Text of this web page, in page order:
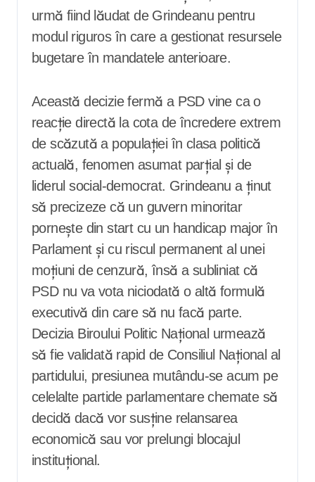
urmă fiind lăudat de Grindeanu pentru
modul riguros în care a gestionat resursele
bugetare în mandatele anterioare.
Această decizie fermă a PSD vine ca o
reacție directă la cota de încredere extrem
de scăzută a populației în clasa politică
actuală, fenomen asumat parțial și de
liderul social-democrat. Grindeanu a ținut
să precizeze că un guvern minoritar
pornește din start cu un handicap major în
Parlament și cu riscul permanent al unei
moțiuni de cenzură, însă a subliniat că
PSD nu va vota niciodată o altă formulă
executivă din care să nu facă parte.
Decizia Biroului Politic Național urmează
să fie validată rapid de Consiliul Național al
partidului, presiunea mutându-se acum pe
celelalte partide parlamentare chemate să
decidă dacă vor susține relansarea
economică sau vor prelungi blocajul
instituțional.